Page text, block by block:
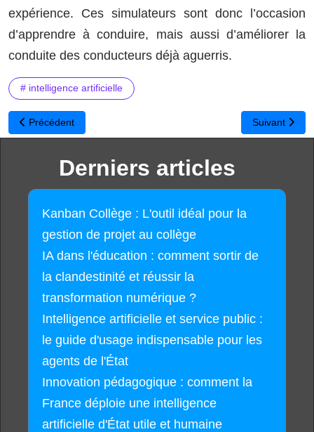
expérience. Ces simulateurs sont donc l’occasion
d’apprendre à conduire, mais aussi d’améliorer la
conduite des conducteurs déjà aguerris.
# intelligence artificielle
Article précédent : Complémentaire Santé & Prévoyance : profitez
Précédent Article
Suivant
Derniers articles
Kanban Collège : L'outil idéal pour la
gestion de projet au collège
IA dans l'éducation : comment sortir de
la clandestinité et réussir la
transformation numérique ?
Intelligence artificielle et service public :
le guide d'usage indispensable pour les
agents de l'État
Innovation pédagogique : comment la
France déploie une intelligence
artificielle d'État utile et humaine